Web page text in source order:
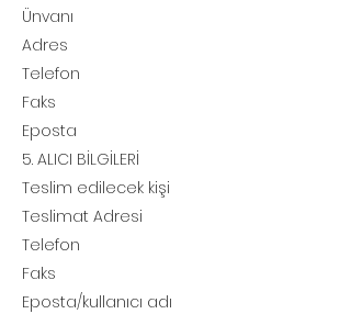
Ünvanı
Adres
Telefon
Faks
Eposta
5. ALICI BİLGİLERİ
Teslim edilecek kişi
Teslimat Adresi
Telefon
Faks
Eposta/kullanıcı adı